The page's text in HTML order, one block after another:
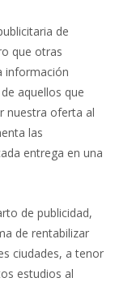
de
que otras
información
aquellos que
nuestra oferta al
las
entrega en una
de publicidad,
de rentabilizar
ciudades, a tenor
estudios al